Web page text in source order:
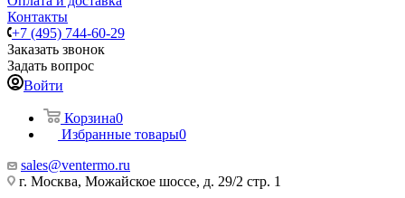
Контакты
+7 (495) 744-60-29
Заказать звонок
Задать вопрос
Войти
Корзина0
Избранные товары0
sales@ventermo.ru
г. Москва, Можайское шоссе, д. 29/2 стр. 1